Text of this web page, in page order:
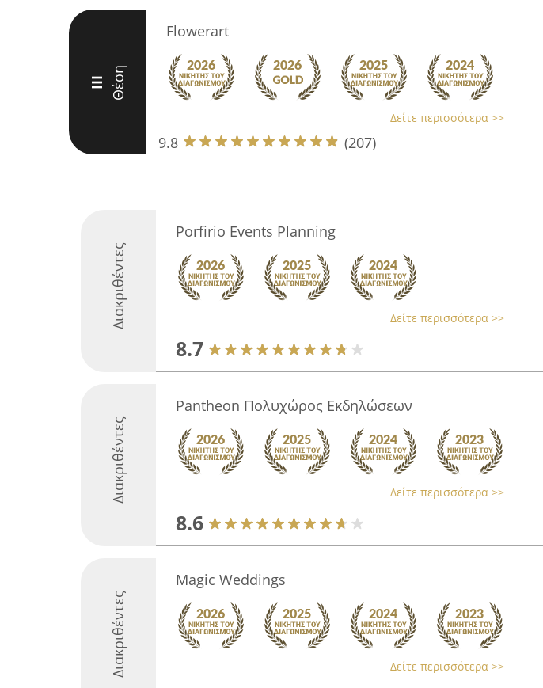
III Θέση
Flowerart
Δείτε περισσότερα >>
9.8 (207)
Διακριθέντες
Porfirio Events Planning
Δείτε περισσότερα >>
8.7
Διακριθέντες
Pantheon Πολυχώρος Εκδηλώσεων
Δείτε περισσότερα >>
8.6
Διακριθέντες
Magic Weddings
Δείτε περισσότερα >>